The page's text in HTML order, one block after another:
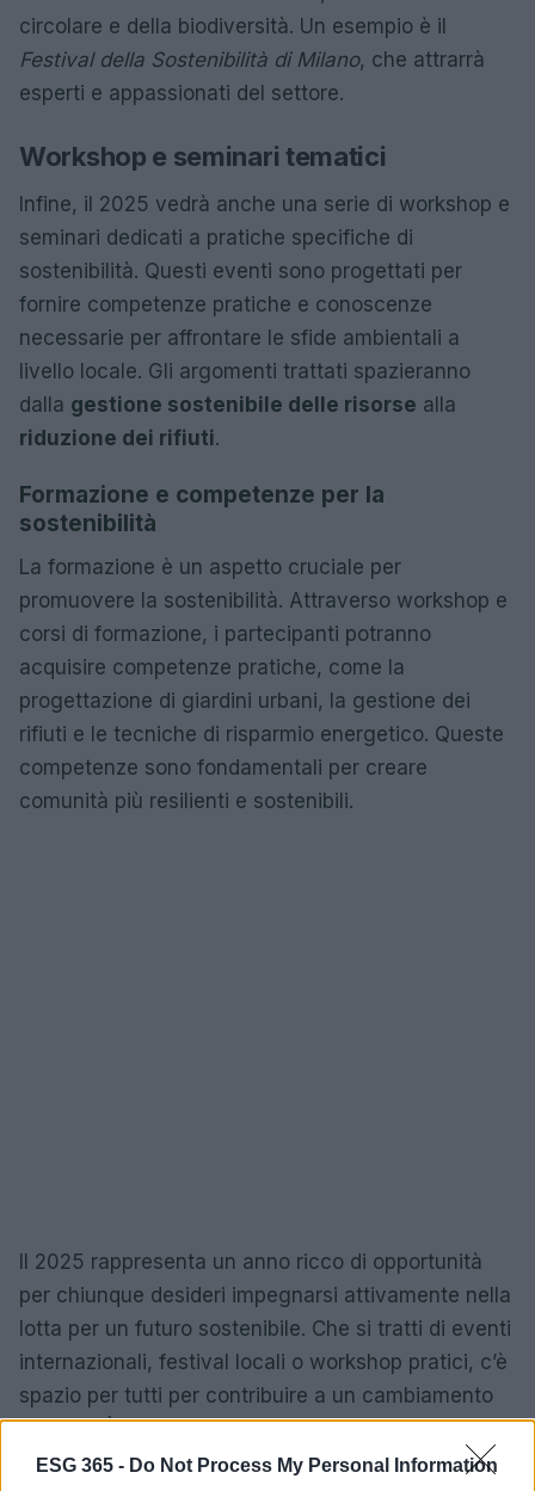
ESG 365 - Do Not Process My Personal Information
circolare e della biodiversità. Un esempio è il
Festival della Sostenibilità di Milano, che attrarrà
esperti e appassionati del settore.
Workshop e seminari tematici
Infine, il 2025 vedrà anche una serie di workshop e
seminari dedicati a pratiche specifiche di
sostenibilità. Questi eventi sono progettati per
fornire competenze pratiche e conoscenze
necessarie per affrontare le sfide ambientali a
livello locale. Gli argomenti trattati spazieranno
dalla gestione sostenibile delle risorse alla
riduzione dei rifiuti.
Formazione e competenze per la
sostenibilità
La formazione è un aspetto cruciale per
promuovere la sostenibilità. Attraverso workshop e
corsi di formazione, i partecipanti potranno
acquisire competenze pratiche, come la
progettazione di giardini urbani, la gestione dei
rifiuti e le tecniche di risparmio energetico. Queste
competenze sono fondamentali per creare
comunità più resilienti e sostenibili.
Il 2025 rappresenta un anno ricco di opportunità
per chiunque desideri impegnarsi attivamente nella
lotta per un futuro sostenibile. Che si tratti di eventi
internazionali, festival locali o workshop pratici, c’è
spazio per tutti per contribuire a un cambiamento
positivo. È quindi importante tenere d’occhio queste
occasioni e prepararsi a fare la differenza.